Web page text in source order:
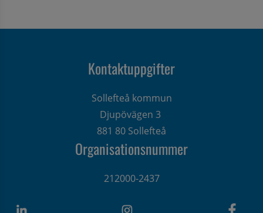
Kontaktuppgifter
Sollefteå kommun
Djupövägen 3
881 80 Sollefteå
Organisationsnummer
212000-2437